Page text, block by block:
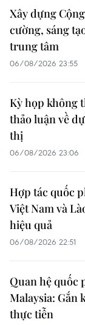
Xây dựng
cường, sáng
trung tâm
06/08/2026 23:55
Kỳ họp không
thảo luận về
thị
06/08/2026 23:06
Hợp tác quốc
Việt Nam và
hiệu quả
06/08/2026 22:51
Quan hệ quốc
Malaysia: Gắn
thực tiễn